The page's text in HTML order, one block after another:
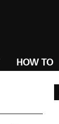
HOW TO